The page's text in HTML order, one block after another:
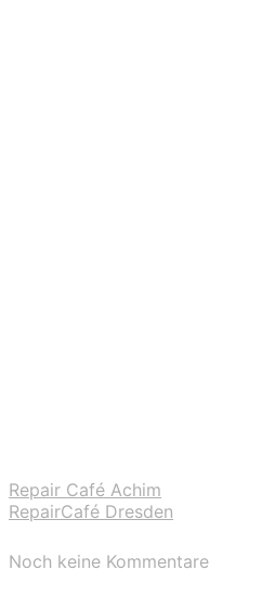
Repair Café Achim
RepairCafé Dresden
Noch keine Kommentare